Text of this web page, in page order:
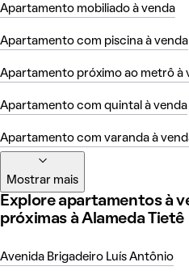
Apartamento mobiliado à venda
Apartamento com piscina à venda
Apartamento próximo ao metrô à
Apartamento com quintal à venda
Apartamento com varanda à
Mostrar mais
Explore apartamentos à
próximas à Alameda Tietê
Avenida Brigadeiro Luís Antônio